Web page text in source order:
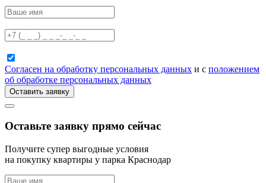
Согласен на обработку персональных данных и с положением
об обработке персональных данных
Оставить заявку
Оставьте заявку прямо сейчас
Получите супер выгодные условия
на покупку квартиры у парка Краснодар